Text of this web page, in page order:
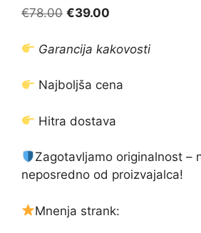
€78.00 Izvirna
je
€78.00.
€39.00
je:
Garancija kakovosti
Najboljša cena
Hitra dostava
Zagotavljamo originalnost –
neposredno od proizvajalca!
Mnenja strank: